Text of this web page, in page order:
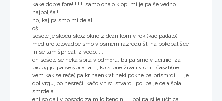
kake dobre fore!!!!!!!! samo ona o klopi mi je pa še vedno
najboljša!!
no, kaj pa smo mi delali. . .
oš:
sošolc je skoču skoz okno z dežnikom v roki(kao padalo). . .
med uro telovadbe smo v osmem razredu šli na pokopališče
in se tam špricali z vodo. . .
en sošolc se neka špila v odmoru. bli pa smo v učilnici za
biologijo. pa se špila tam, ko si one živali v onih čašah(ne
vem kak se reče) pa kr naenkrat neki pokne pa prismrdi. . . je
dol vrgu, po nesreči, kačo v tisti stvarci. pol pa je cela šola
smrdela. . .
eni so dali v posodo za milo bencin. . . pol pa si je učitlca